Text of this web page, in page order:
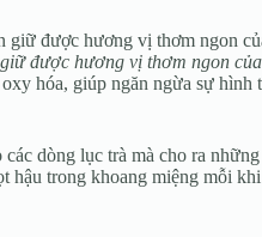
được hương vị thơm ngon
hóa, giúp ngăn ngừa sự
dòng lục trà mà cho ra
hậu trong khoang miệng mỗi